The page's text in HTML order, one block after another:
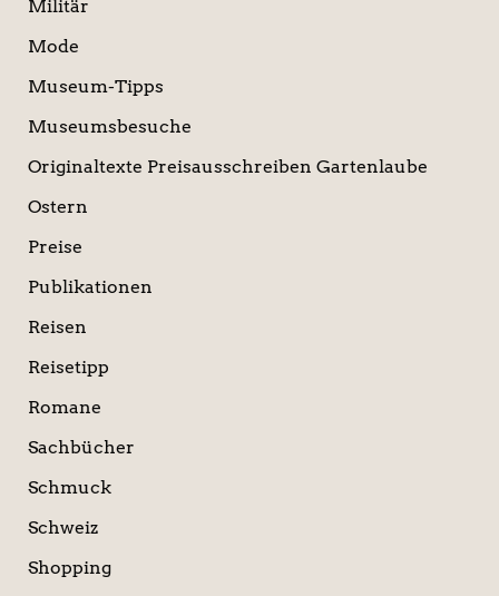
Militär
Mode
Museum-Tipps
Museumsbesuche
Originaltexte Preisausschreiben Gartenlaube
Ostern
Preise
Publikationen
Reisen
Reisetipp
Romane
Sachbücher
Schmuck
Schweiz
Shopping